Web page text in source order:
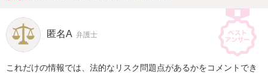
匿名A 弁護士
これだけの情報では、法的なリスク問題点があるかをコメントでき